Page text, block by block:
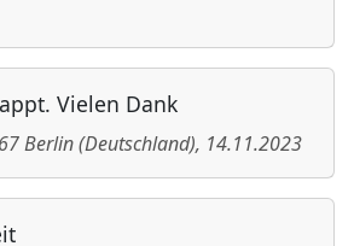
Vielen Dank
Berlin(Deutschland), 14.11.2023